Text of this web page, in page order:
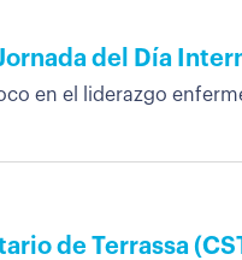
del Día
en el liderazgo
de Terrassa